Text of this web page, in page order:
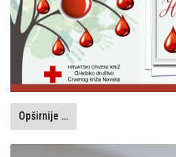
Opširnije …